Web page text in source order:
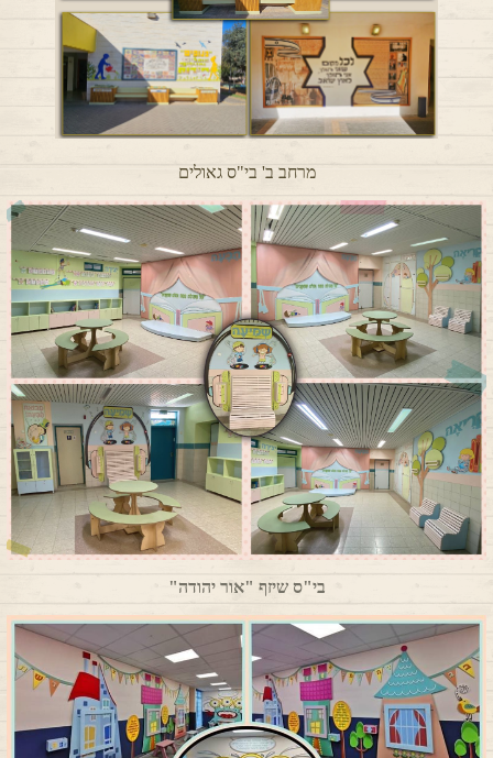
מרחב ב' בי"ס גאולים
בי"ס שיזף "אור יהודה"